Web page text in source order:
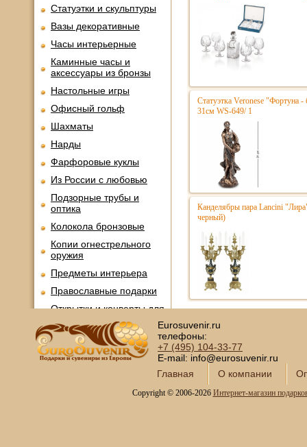
Статуэтки и скульптуры
Вазы декоративные
Часы интерьерные
Каминные часы и
аксессуары из бронзы
Настольные игры
Офисный гольф
Шахматы
Нарды
Фарфоровые куклы
Из России с любовью
Подзорные трубы и
оптика
Колокола бронзовые
Копии огнестрельного
оружия
Предметы интерьера
Православные подарки
Открытки и конверты для
Сувениры курительной
тематики
Статуэтка Veronese "Фортуна
31см WS-649/ 1
Канделябры пара Lancini
черный)
Eurosuvenir.ru
телефоны:
+7 (495) 104-33-77
E-mail: info@eurosuvenir.ru
Главная
О компании
Copyright © 2006-2026 Интернет-магазин